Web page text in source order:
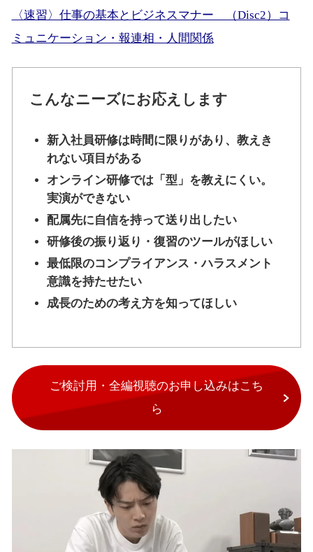
〈速習〉仕事の基本とビジネスマナー （Disc2）コ
ミュニケーション・報連相・人間関係
こんなニーズにお応えします
新入社員研修は時間に限りがあり、教えき
れない項目がある
オンライン研修では「型」を教えにくい。
実演ができない
配属先に自信を持って送り出したい
研修後の振り返り・復習のツールがほしい
最低限のコンプライアンス・ハラスメント
意識を持たせたい
成長のための考え方を知ってほしい
ご検討用・全編視聴のお申し込みはこち
ら